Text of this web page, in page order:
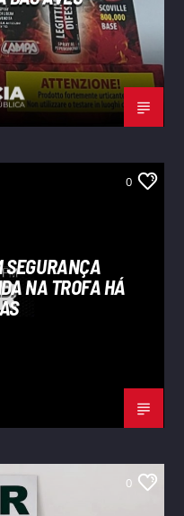
0
SEGURANÇA
NA TROFA HÁ
0